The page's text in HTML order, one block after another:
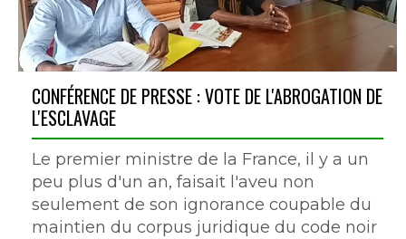
CONFÉRENCE DE PRESSE : VOTE DE L'ABROGATION DE
L'ESCLAVAGE
Le premier ministre de la France, il y a un
peu plus d'un an, faisait l'aveu non
seulement de son ignorance coupable du
maintien du corpus juridique du code noir